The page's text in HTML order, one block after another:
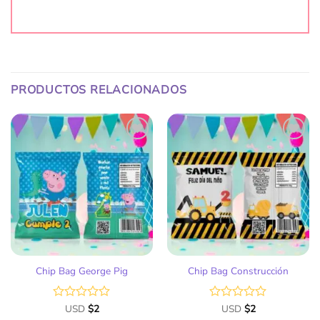
PRODUCTOS RELACIONADOS
Añadir
a la
lista
de
deseos
Chip Bag George Pig
Valorado
USD $2
Añadir
a la
lista
de
deseos
Chip Bag Construcción
Valorado
USD $2